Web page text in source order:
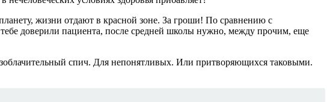
жизни отдают в красной зоне. За гроши! По сравнению с
доверили пациента, после средней школы нужно, между прочим, еще
спич. Для непонятливых. Или притворяющихся таковыми.